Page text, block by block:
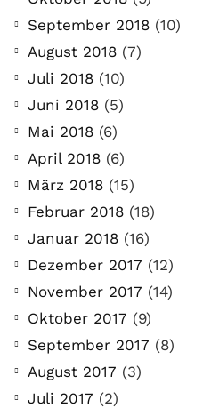
September 2018 (10)
August 2018 (7)
Juli 2018 (10)
Juni 2018 (5)
Mai 2018 (6)
April 2018 (6)
März 2018 (15)
Februar 2018 (18)
Januar 2018 (16)
Dezember 2017 (12)
November 2017 (14)
Oktober 2017 (9)
September 2017 (8)
August 2017 (3)
Juli 2017 (2)